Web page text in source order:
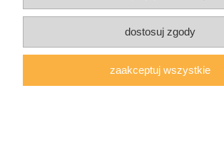
pokaż pełną wersję strony
Sklep internetowy Shoper.pl
dostosuj zgody
zaakceptuj wszystkie